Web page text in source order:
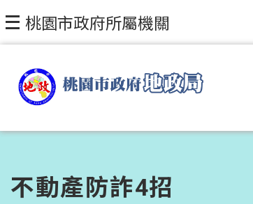
跳到主要內容區塊
桃園市政府所屬機關
不動產防詐4招